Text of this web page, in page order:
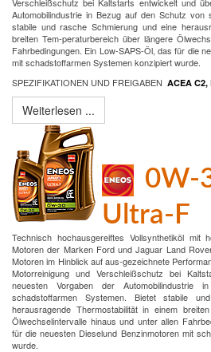
Automobilindustrie in Bezug auf den Schutz von
stabile und rasche Schmierung und eine
breiten Tem-peraturbereich über längere
Fahrbedingungen. Ein Low-SAPS-Öl, das für die
mit schadstoffarmen Systemen konzipiert wurde.
SPEZIFIKATIONEN UND FREIGABEN ACEA C2,
Weiterlesen ...
0W-
Ultra-F
Technisch hochausgereiftes Vollsynthetiköl mit
Motoren der Marken Ford und Jaguar Land
Motoren im Hinblick auf aus-gezeichnete
Motorreinigung und Verschleißschutz bei
neuesten Vorgaben der
schadstoffarmen Systemen. Bietet stabile
herausragende Thermostabilität in einem
Ölwechselintervalle hinaus und unter allen
für die neuesten Dieselund Benzinmotoren mit
wurde.